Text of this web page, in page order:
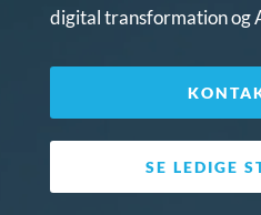
digital transformation og
SE LEDIGE